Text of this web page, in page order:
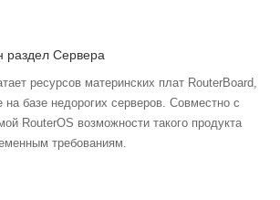
раздел Сервера
ресурсов материнских плат RouterBoard,
базе недорогих серверов. Совместно с
RouterOS возможности такого продукта
требованиям.